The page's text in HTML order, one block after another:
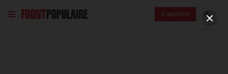
S'abonner